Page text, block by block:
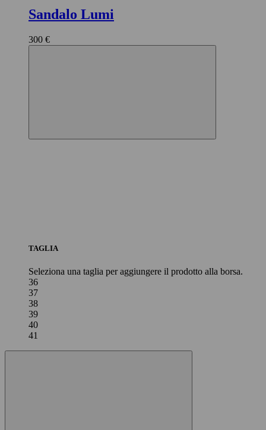
Sandalo Lumi
300 €
TAGLIA
Seleziona una taglia per aggiungere il prodotto alla borsa.
36
37
38
39
40
41